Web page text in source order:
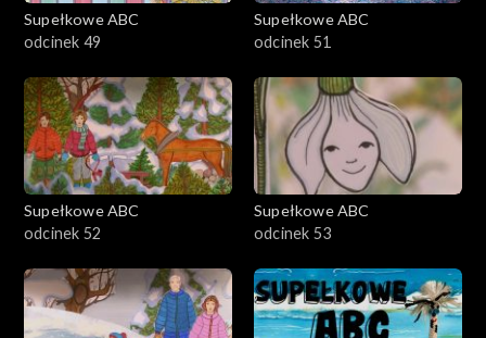
Supełkowe ABC
odcinek 49
Supełkowe ABC
odcinek 51
Supełkowe ABC
odcinek 52
Supełkowe ABC
odcinek 53